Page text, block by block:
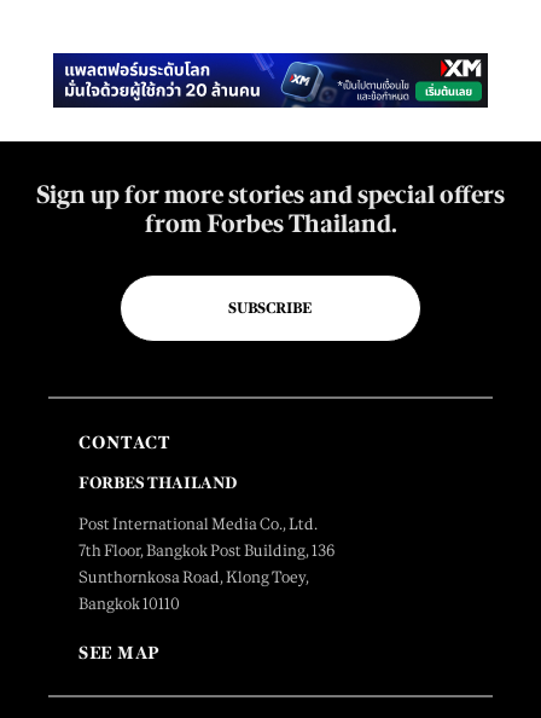
Sign up for more stories and special offers
from Forbes Thailand.
SUBSCRIBE
CONTACT
FORBES THAILAND
Post International Media Co., Ltd.
7th Floor, Bangkok Post Building, 136
Sunthornkosa Road, Klong Toey,
Bangkok 10110
SEE MAP